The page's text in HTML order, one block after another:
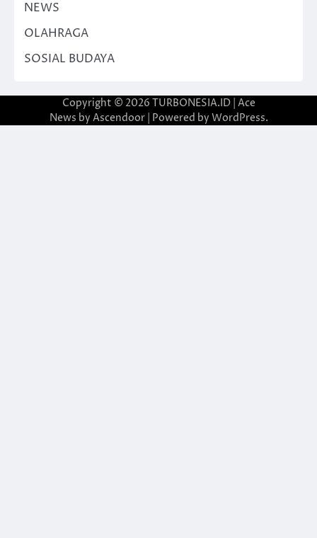
NEWS
OLAHRAGA
SOSIAL BUDAYA
Copyright © 2026 TURBONESIA.ID| Ace
News by Ascendoor| Powered by WordPress.